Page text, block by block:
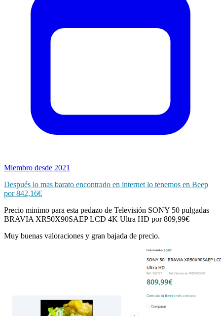
Miembro desde 2021
Después lo mas barato encontrado en internet lo tenemos en Beep
por 842,16€
Precio minimo para esta pedazo de Televisión SONY 50 pulgadas
BRAVIA XR50X90SAEP LCD 4K Ultra HD por 809,99€
Muy buenas valoraciones y gran bajada de precio.